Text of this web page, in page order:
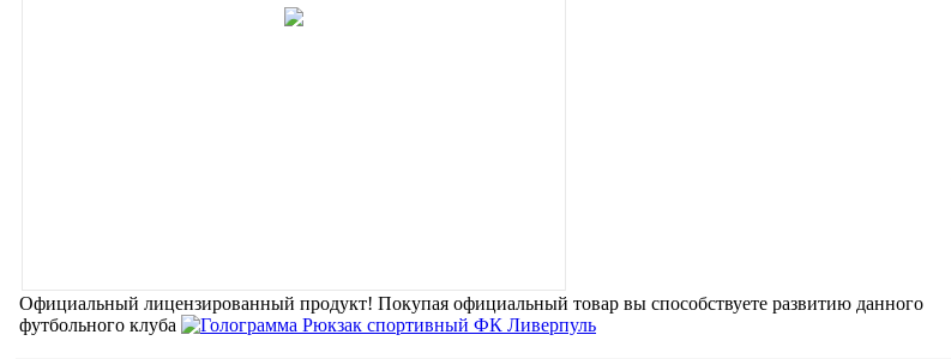
Официальный лицензированный продукт! Покупая официальный товар вы способствуете развитию данного
футбольного клуба